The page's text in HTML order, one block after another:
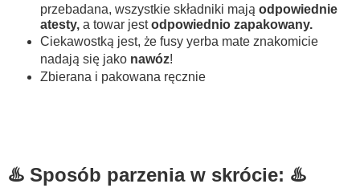
przebadana, wszystkie składniki mają odpowiednie
atesty, a towar jestodpowiednio zapakowany.
Ciekawostką jest, że fusy yerba mate znakomicie
nadają się jako nawóz!
Zbierana i pakowana ręcznie
♨️ Sposób parzenia w skrócie: ♨️